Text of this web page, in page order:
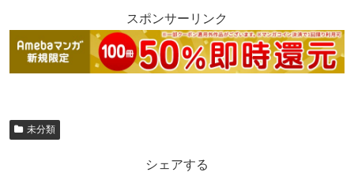
スポンサーリンク
未分類
シェアする